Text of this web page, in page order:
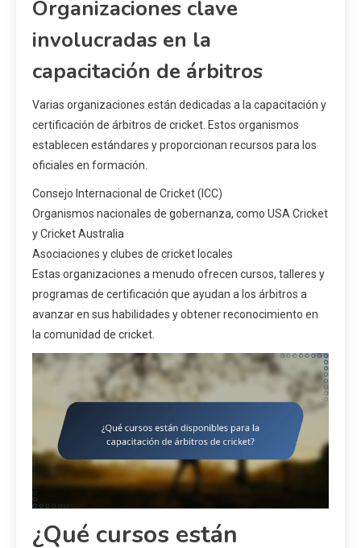
Organizaciones clave
involucradas en la
capacitación de árbitros
Varias organizaciones están dedicadas a la capacitación y
certificación de árbitros de cricket. Estos organismos
establecen estándares y proporcionan recursos para los
oficiales en formación.
Consejo Internacional de Cricket (ICC)
Organismos nacionales de gobernanza, como USA Cricket
y Cricket Australia
Asociaciones y clubes de cricket locales
Estas organizaciones a menudo ofrecen cursos, talleres y
programas de certificación que ayudan a los árbitros a
avanzar en sus habilidades y obtener reconocimiento en
la comunidad de cricket.
¿Qué cursos están